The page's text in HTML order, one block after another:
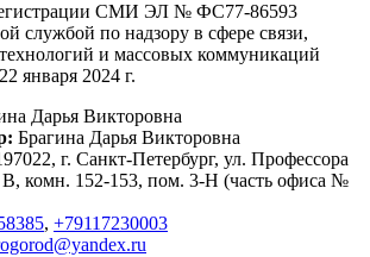
СМИ ЭЛ № ФС77-86593
службой по надзору в сфере связи,
и массовых коммуникаций
января 2024 г.
Дарья Викторовна
Брагина Дарья Викторовна
г. Санкт-Петербург, ул. Профессора
комн. 152-153, пом. 3-Н (часть офиса №
, +79117230003